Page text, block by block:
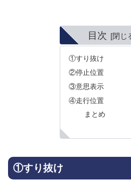
目次
①すり抜け
②停止位置
③意思表示
④走行位置
まとめ
①すり抜け